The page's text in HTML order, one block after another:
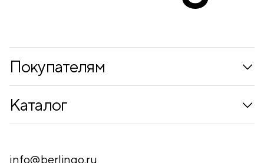
Покупателям
Каталог
Письменные принадлежности
info@berlingo.ru